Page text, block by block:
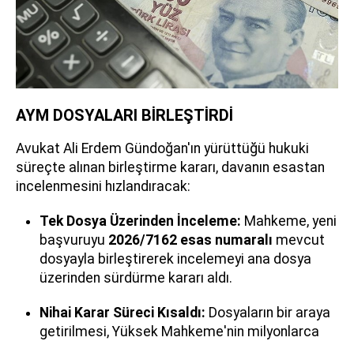
AYM DOSYALARI BİRLEŞTİRDİ
Avukat Ali Erdem Gündoğan'ın yürüttüğü hukuki
süreçte alınan birleştirme kararı, davanın esastan
incelenmesini hızlandıracak:
Tek Dosya Üzerinden İnceleme: Mahkeme, yeni
başvuruyu 2026/7162 esas numaralı mevcut
dosyayla birleştirerek incelemeyi ana dosya
üzerinden sürdürme kararı aldı.
Nihai Karar Süreci Kısaldı: Dosyaların bir araya
getirilmesi, Yüksek Mahkeme'nin milyonlarca